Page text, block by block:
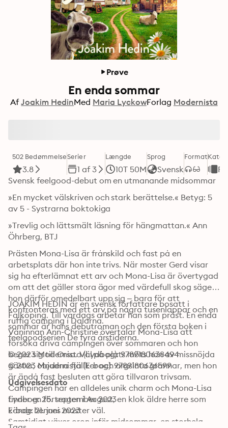
Prøve
En enda sommar
Af Joakim HedinMed Maria LyckowForlag Modernista
502 Bedømmelse
3.8
Serier
1 af 3
Længde
10T 50M
Sprog
Svensk
Format
Svensk feelgood-debut om en utmanande midsommar
»En mycket välskriven och stark berättelse.« Betyg: 5
av 5 - Systrarna boktokiga
»Trevlig och lättsmält läsning för hängmattan.« Ann
Öhrberg, BTJ
Prästen Mona-Lisa är frånskild och fast på en
arbetsplats där hon inte trivs. När moster Gerd visar
sig ha efterlämnat ett arv och Mona-Lisa är övertygad
om att det gäller stora ägor med värdefull skog säger
hon därför omedelbart upp sig – bara för att
konfronteras med ett arv på några tusenlappar och en
ruffig camping i Dalarna.
Väninnan Ann-Christine övertalar Mona-Lisa att
försöka driva campingen över sommaren och hon
beger sig till Orsa. Väl på plats möts hon av missnöjda
gäster, objudna fjällkor och argsinta grannar, men hon
är ändå fast besluten att göra tillvaron trivsam.
Campingen har en alldeles unik charm och Mona-Lisa
finner en förtrogen i August, en klok äldre herre som
kände hennes moster väl.
Samtidigt växer oron inför midsommar, en storhelg
JOAKIM HEDIN är en svensk författare bosatt i
Falköping. Till vardags arbetar han som präst. En enda
sommar är hans debutroman och den första boken i
feelgoodserien De fyra årstiderna.
© 2023 Modernista (Lydbog): 9789180638494
© 2023 Modernista (E-bog): 9789180636599
Udgivelsesdato
Lydbog: 25. september 2023
E-bog: 21. juni 2023